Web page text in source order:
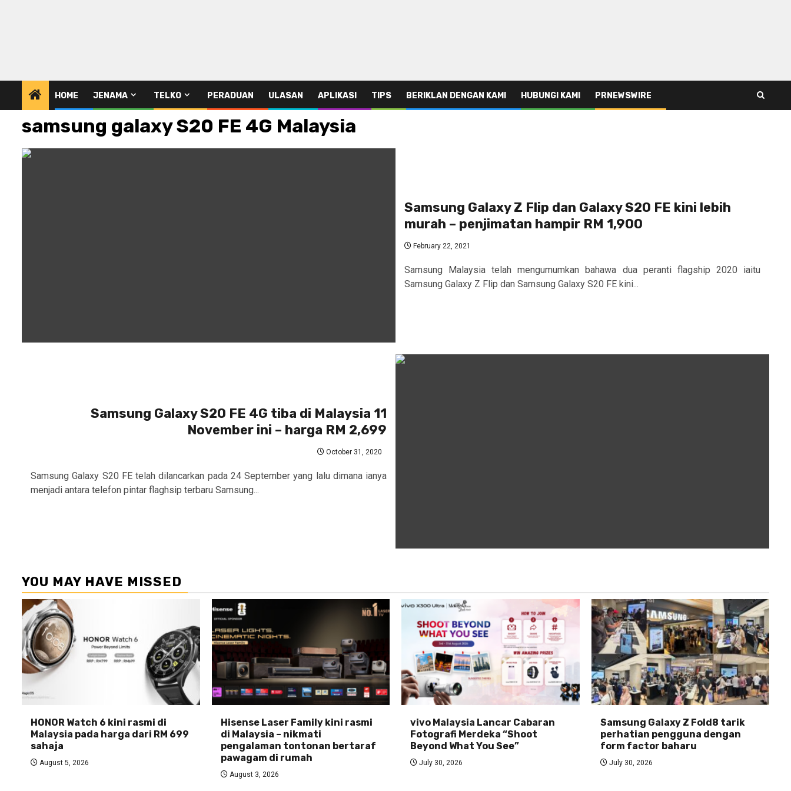
HOME JENAMA TELKO PERADUAN ULASAN APLIKASI TIPS BERIKLAN DENGAN KAMI HUBUNGI KAMI PRNEWSWIRE
samsung galaxy S20 FE 4G Malaysia
Samsung Galaxy Z Flip dan Galaxy S20 FE kini lebih
murah – penjimatan hampir RM 1,900
February 22, 2021
Samsung Malaysia telah mengumumkan bahawa dua peranti flagship 2020 iaitu
Samsung Galaxy Z Flip dan Samsung Galaxy S20 FE kini...
Samsung Galaxy S20 FE 4G tiba di Malaysia 11
November ini – harga RM 2,699
October 31, 2020
Samsung Galaxy S20 FE telah dilancarkan pada 24 September yang lalu dimana ianya
menjadi antara telefon pintar flaghsip terbaru Samsung...
YOU MAY HAVE MISSED
HONOR Watch 6 kini rasmi di
Malaysia pada harga dari RM 699
sahaja
August 5, 2026
Hisense Laser Family kini rasmi
di Malaysia – nikmati
pengalaman tontonan bertaraf
pawagam di rumah
August 3, 2026
vivo Malaysia Lancar Cabaran
Fotografi Merdeka “Shoot
Beyond What You See”
July 30, 2026
Samsung Galaxy Z Fold8 tarik
perhatian pengguna dengan
form factor baharu
July 30, 2026